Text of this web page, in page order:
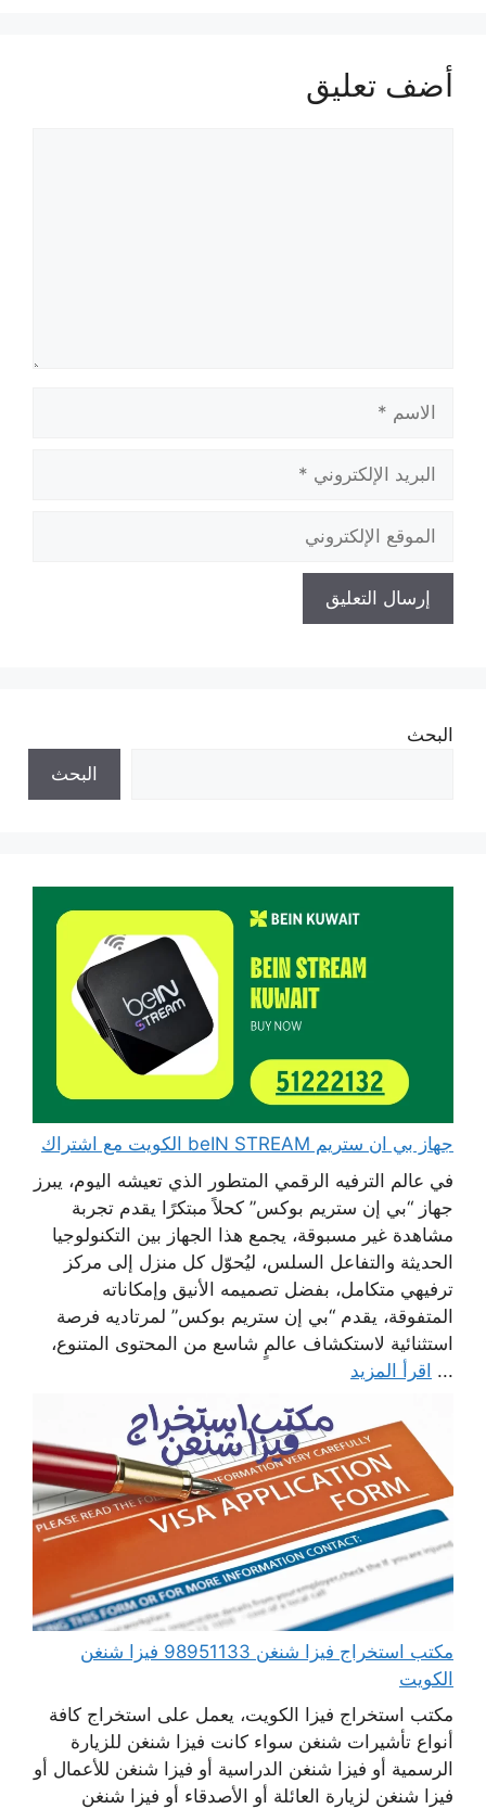
أضف تعليق
الاسم
البريد
الإلكتروني
الموقع
الإلكتروني
البحث
البحث
جهاز بي ان ستريم beIN STREAM الكويت مع اشتراك
في عالم الترفيه الرقمي المتطور الذي تعيشه اليوم، يبرز
جهاز “بي إن ستريم بوكس” كحلاً مبتكرًا يقدم تجربة
مشاهدة غير مسبوقة، يجمع هذا الجهاز بين التكنولوجيا
الحديثة والتفاعل السلس، ليُحوّل كل منزل إلى مركز
ترفيهي متكامل، بفضل تصميمه الأنيق وإمكاناته
المتفوقة، يقدم “بي إن ستريم بوكس” لمرتاديه فرصة
استثنائية لاستكشاف عالمٍ شاسع من المحتوى المتنوع،
... اقرأ المزيد
مكتب استخراج فيزا شنغن 98951133 فيزا شنغن
الكويت
مكتب استخراج فيزا الكويت، يعمل على استخراج كافة
أنواع تأشيرات شنغن سواء كانت فيزا شنغن للزيارة
الرسمية أو فيزا شنغن الدراسية أو فيزا شنغن للأعمال أو
فيزا شنغن لزيارة العائلة أو الأصدقاء أو فيزا شنغن